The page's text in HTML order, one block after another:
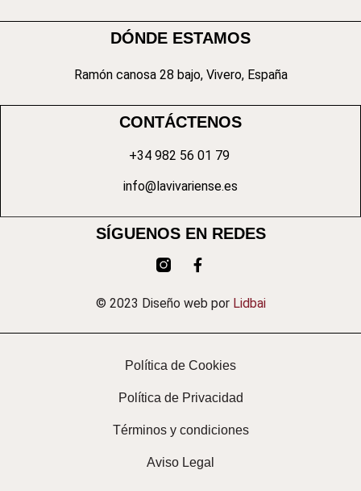
DÓNDE ESTAMOS
Ramón canosa 28 bajo, Vivero, España
CONTÁCTENOS
+34 982 56 01 79
info@lavivariense.es
SÍGUENOS EN REDES
© 2023 Diseño web por Lidbai
Política de Cookies
Política de Privacidad
Términos y condiciones
Aviso Legal